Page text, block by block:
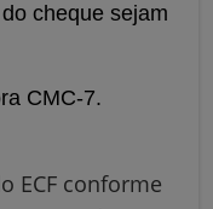
cheque sejam
CMC-7.
ECF conforme